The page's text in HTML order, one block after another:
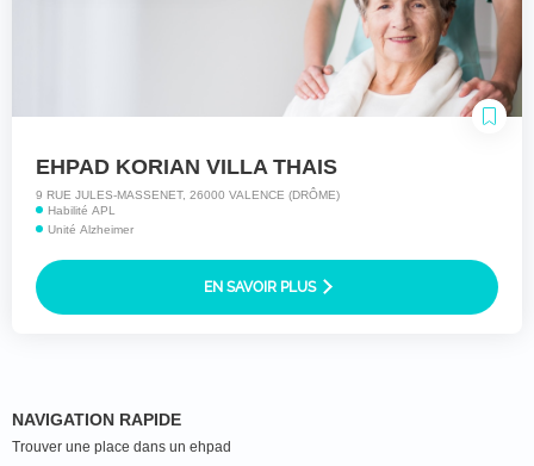
EHPAD KORIAN VILLA THAIS
9 RUE JULES-MASSENET, 26000 VALENCE (DRÔME)
Habilité APL
Unité Alzheimer
EN SAVOIR PLUS
NAVIGATION RAPIDE
Trouver une place dans un ehpad